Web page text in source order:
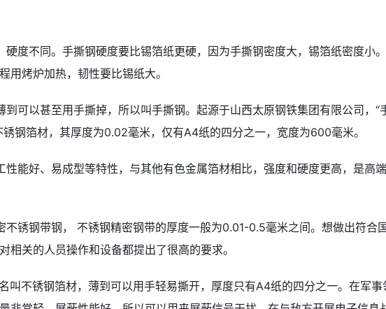
硬度不同。手撕钢硬度要比锡箔纸更硬，因为手撕钢密度大，锡箔纸密度小。
用烤炉加热，韧性要比锡纸大。
到可以甚至用手撕掉，所以叫手撕钢。起源于山西太原钢铁集团有限公司，“
钢箔材，其厚度为0.02毫米，仅有A4纸的四分之一，宽度为600毫米。
性能好、易成型等特性，与其他有色金属箔材相比，强度和硬度更高，是高端
不锈钢带钢， 不锈钢精密钢带的厚度一般为0.01-0.5毫米之间。想做出符合
相关的人员操作和设备都提出了很高的要求。
叫不锈钢箔材，薄到可以用手轻易撕开，厚度只有A4纸的四分之一。在军事